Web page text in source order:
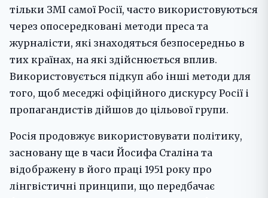
тільки ЗМІ самої Росії, часто використовуються
через опосередковані методи преса та
журналісти, які знаходяться безпосередньо в
тих країнах, на які здійснюється вплив.
Використовується підкуп або інші методи для
того, щоб меседжі офіційного дискурсу Росії і
пропагандистів дійшов до цільової групи.
Росія продовжує використовувати політику,
засновану ще в часи Йосифа Сталіна та
відображену в його праці 1951 року про
лінгвістичні принципи, що передбачає